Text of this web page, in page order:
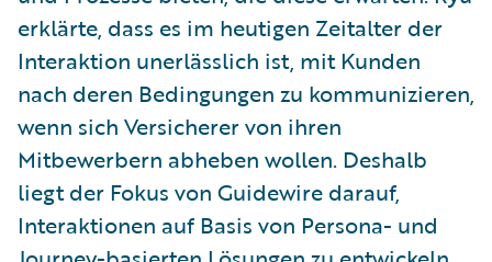
erklärte, dass es im heutigen Zeitalter der
Interaktion unerlässlich ist, mit Kunden
nach deren Bedingungen zu kommunizieren,
wenn sich Versicherer von ihren
Mitbewerbern abheben wollen. Deshalb
liegt der Fokus von Guidewire darauf,
Interaktionen auf Basis von Persona- und